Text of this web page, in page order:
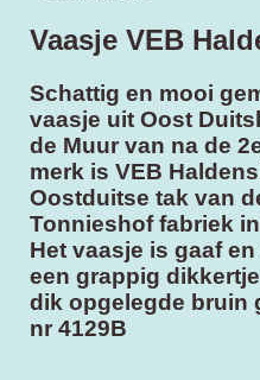
Vaasje VEB
Schattig en mooi
vaasje uit Oost
de Muur van na de
merk is VEB
Oostduitse tak van
Tonnieshof fabriek
Het vaasje is gaaf
een grappig
dik opgelegde bruin
nr 4129B